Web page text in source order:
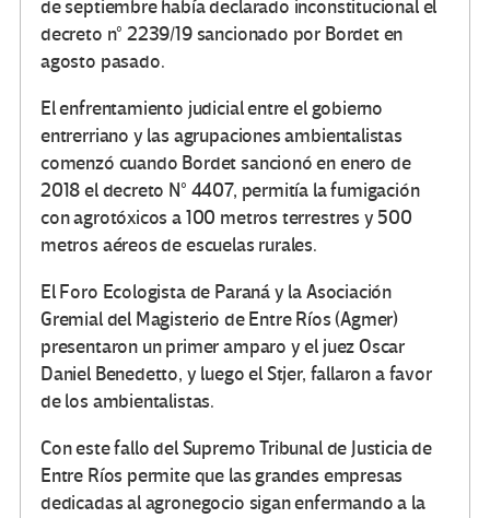
de septiembre había declarado inconstitucional el
decreto n° 2239/19 sancionado por Bordet en
agosto pasado.
El enfrentamiento judicial entre el gobierno
entrerriano y las agrupaciones ambientalistas
comenzó cuando Bordet sancionó en enero de
2018 el decreto N° 4407, permitía la fumigación
con agrotóxicos a 100 metros terrestres y 500
metros aéreos de escuelas rurales.
El Foro Ecologista de Paraná y la Asociación
Gremial del Magisterio de Entre Ríos (Agmer)
presentaron un primer amparo y el juez Oscar
Daniel Benedetto, y luego el Stjer, fallaron a favor
de los ambientalistas.
Con este fallo del Supremo Tribunal de Justicia de
Entre Ríos permite que las grandes empresas
dedicadas al agronegocio sigan enfermando a la